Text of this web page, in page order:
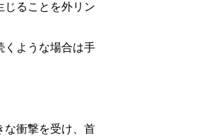
ることを外リン
くような場合は手
な衝撃を受け、首